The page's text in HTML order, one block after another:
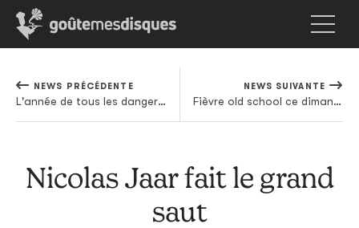
NEWS PRÉCÉDENTE
L'année de tous les dangers pour Danger Mouse?
NEWS SUIVANTE
Fièvre old school ce dimanche sur Paris
Nicolas Jaar fait le grand
saut